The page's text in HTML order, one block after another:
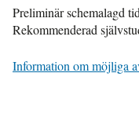
Preliminär schemalagd
Rekommenderad
Information om möjliga